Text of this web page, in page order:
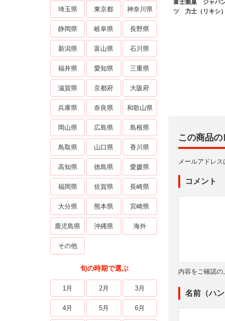
富士製菓 ジャパ
ツ 力士（リキシ）
この商品
メールアドレ
コメント
内容をご確認の
名前（ハン
埼玉県 東京都 神奈川県
静岡県 岐阜県 長野県
新潟県 富山県 石川県
福井県 愛知県 三重県
滋賀県 京都府 大阪府
兵庫県 奈良県 和歌山県
岡山県 広島県 島根県
鳥取県 山口県 香川県
高知県 徳島県 愛媛県
福岡県 佐賀県 長崎県
大分県 熊本県 宮崎県
鹿児島県 沖縄県 海外
その他
旬の時期で選ぶ
1月 2月 3月
4月 5月 6月